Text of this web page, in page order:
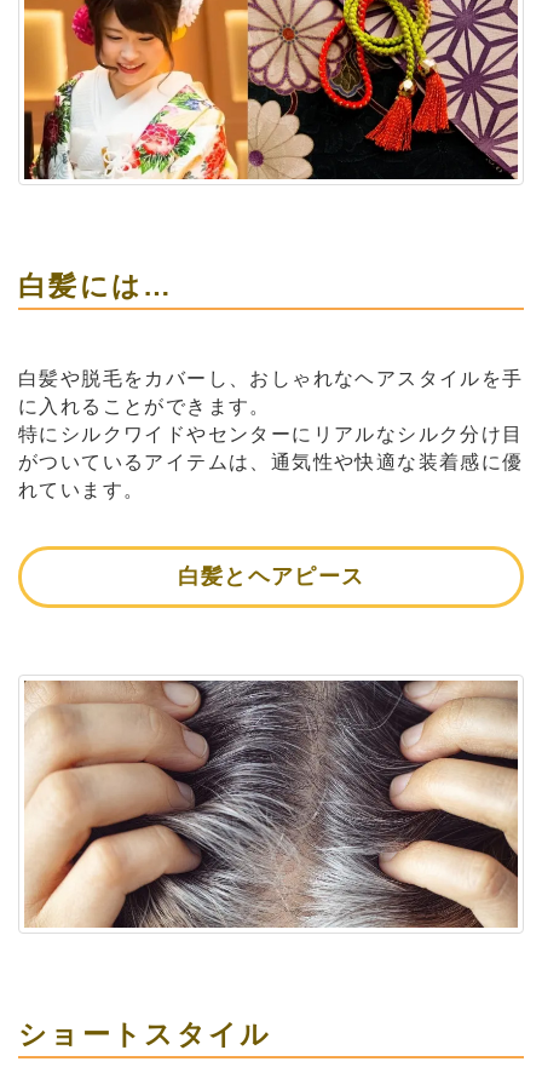
白髪には…
白髪や脱毛をカバーし、おしゃれなヘアスタイルを手
に入れることができます。
特にシルクワイドやセンターにリアルなシルク分け目
がついているアイテムは、通気性や快適な装着感に優
れています。
白髪とヘアピース
ショートスタイル